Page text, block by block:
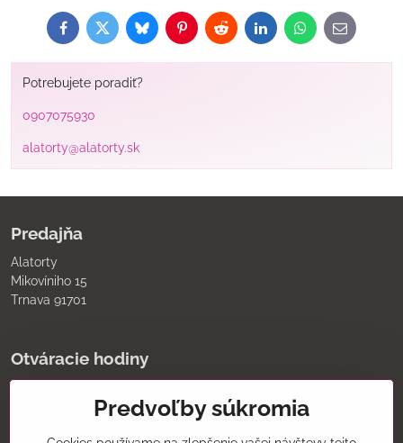
FacebookTwitterBlueskyPinterestRedditLinkedInWhatsApp
E-
mail
Potrebujete poradiť?
0907075930
alatorty@alatorty.sk
Predajňa
Alatorty
Mikovíniho 15
Trnava 91701
Otváracie hodiny
9:00 - 11:30 12:00 - 18:00Predvoľby súkromia